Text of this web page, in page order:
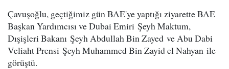
Çavuşoğlu, geçtiğimiz gün BAE'ye yaptığı ziyarette BAE
Başkan Yardımcısı ve Dubai Emiri Şeyh Maktum,
Dışişleri Bakanı Şeyh Abdullah Bin Zayed ve Abu Dabi
Veliaht Prensi Şeyh Muhammed Bin Zayid el Nahyan ile
görüştü.